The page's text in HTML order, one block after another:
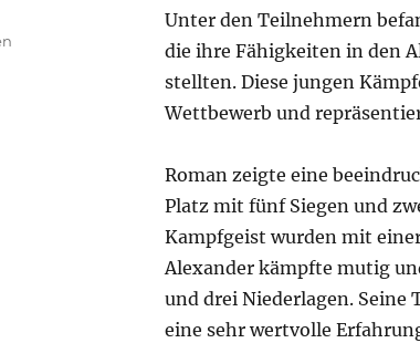
Unter den Teilnehmern
die ihre Fähigkeiten in den
stellten. Diese jungen
Wettbewerb und
Roman zeigte eine
Platz mit fünf Siegen und
Kampfgeist wurden mit
Alexander kämpfte mutig
und drei Niederlagen.
eine sehr wertvolle